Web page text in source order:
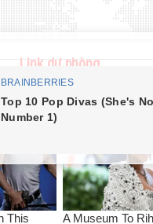
Link dự phòng